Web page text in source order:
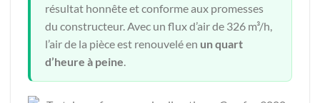
résultat honnête et conforme aux promesses
du constructeur. Avec un flux d’air de 326 m³/h,
l’air de la pièce est renouvelé en un quart
d’heure à peine